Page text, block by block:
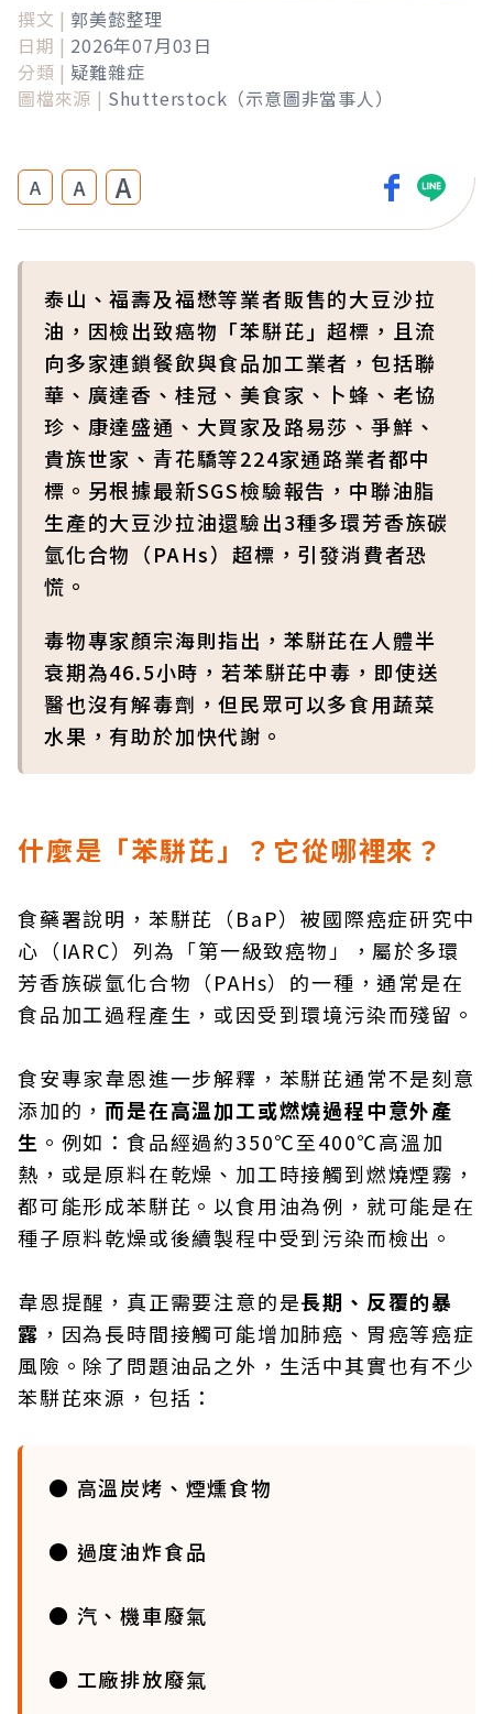
撰文 | 郭美懿整理
日期 | 2026年07月03日
分類 | 疑難雜症
圖檔來源 | Shutterstock（示意圖非當事人）
A A A
泰山、福壽及福懋等業者販售的大豆沙拉
油，因檢出致癌物「苯駢芘」超標，且流
向多家連鎖餐飲與食品加工業者，包括聯
華、廣達香、桂冠、美食家、卜蜂、老協
珍、康達盛通、大買家及路易莎、爭鮮、
貴族世家、青花驕等224家通路業者都中
標。另根據最新SGS檢驗報告，中聯油脂
生產的大豆沙拉油還驗出3種多環芳香族碳
氫化合物（PAHs）超標，引發消費者恐
慌。
毒物專家顏宗海則指出，苯駢芘在人體半
衰期為46.5小時，若苯駢芘中毒，即使送
醫也沒有解毒劑，但民眾可以多食用蔬菜
水果，有助於加快代謝。
什麼是「苯駢芘」？它從哪裡來？
食藥署說明，苯駢芘（BaP）被國際癌症研究中
心（IARC）列為「第一級致癌物」，屬於多環
芳香族碳氫化合物（PAHs）的一種，通常是在
食品加工過程產生，或因受到環境污染而殘留。
食安專家韋恩進一步解釋，苯駢芘通常不是刻意
添加的，而是在高溫加工或燃燒過程中意外產
生 。例如：食品經過約350℃至400℃高溫加
熱，或是原料在乾燥、加工時接觸到燃燒煙霧，
都可能形成苯駢芘。以食用油為例，就可能是在
種子原料乾燥或後續製程中受到污染而檢出。
韋恩提醒，真正需要注意的是長期、反覆的暴
露 ，因為長時間接觸可能增加肺癌、胃癌等癌症
風險。除了問題油品之外，生活中其實也有不少
苯駢芘來源，包括：
● 高溫炭烤、煙燻食物
● 過度油炸食品
● 汽、機車廢氣
● 工廠排放廢氣